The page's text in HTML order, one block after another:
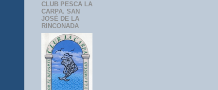
CLUB PESCA LA
CARPA. SAN
JOSÉ DE LA
RINCONADA